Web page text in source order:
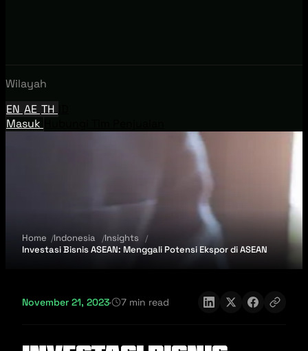
Wilayah
EN AE TH
Masuk
Home Indonesia
Insights
Investasi Bisnis ASEAN: Menggali Potensi Ekspor di ASEAN
November 21, 2023· 7 min read